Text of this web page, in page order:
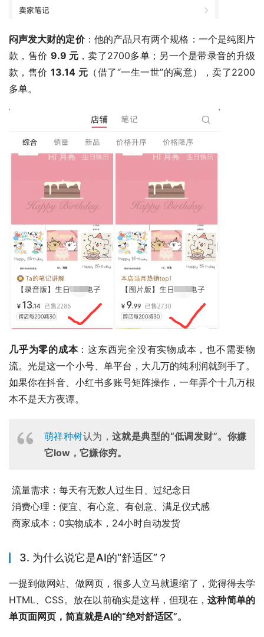
闷声发大财的定价：他的产品只有两个规格：一个是纯图片
款，售价 9.9 元 ，卖了2700多单；另一个是带录音的升级
款，售价 13.14 元 （借了“一生一世”的寓意），卖了2200
多单。
几乎为零的成本：这东西完全没有实物成本，也不需要物
流。光是这一个小号、单平台，大几万的纯利润就到手了。
如果你在抖音、小红书多账号矩阵操作，一年弄个十几万根
本不是天方夜谭。
萌祥种树认为，这就是典型的“低调发财”。你嫌
它low，它嫌你穷。
流量需求：每天有无数人过生日、过纪念日
消费心理：便宜、有心意、有创意、满足仪式感
商家成本：0实物成本，24小时自动发货
3. 为什么说它是AI的“舒适区”？
一提到做网站、做网页，很多人立马就退缩了，觉得得去学
HTML、CSS。放在以前确实是这样，但现在，这种简单的
单页面网页，简直就是AI的“绝对舒适区”。